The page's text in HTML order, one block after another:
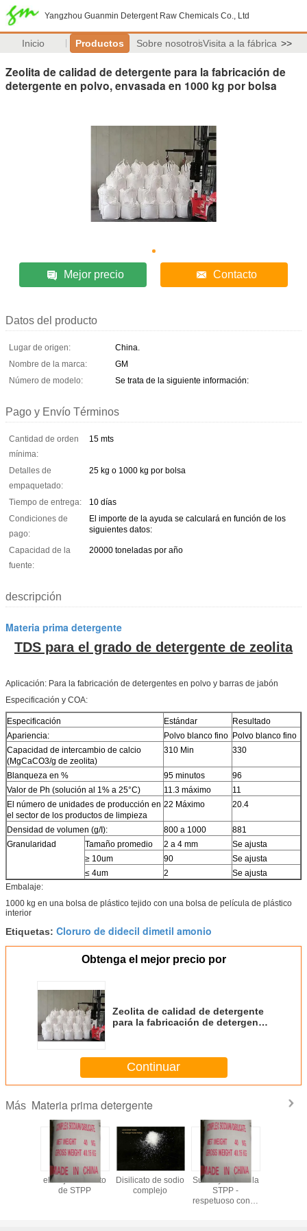
Yangzhou Guanmin Detergent Raw Chemicals Co., Ltd
Inicio Productos Sobre nosotrosVisita a la fábrica >>
Zeolita de calidad de detergente para la fabricación de
detergente en polvo, envasada en 1000 kg por bolsa
Mejor precio Contacto
Datos del producto
Lugar de origen:
China.
Nombre de la marca:
GM
Número de modelo:
Se trata de la siguiente información:
Pago y Envío Términos
Cantidad de orden
mínima:
15 mts
Detalles de
empaquetado:
25 kg o 1000 kg por bolsa
Tiempo de entrega:
10 días
Condiciones de
pago:
El importe de la ayuda se calculará en función de los
siguientes datos:
Capacidad de la
fuente:
20000 toneladas por año
descripción
Materia prima detergente
TDS para el grado de detergente de zeolita
Aplicación: Para la fabricación de detergentes en polvo y barras de jabón
Especificación y COA:
Especificación Estándar
Resultado
Apariencia:
Polvo blanco fino Polvo blanco fino
Capacidad de intercambio de calcio
(MgCaCO3/g de zeolita)
310 Min 330
Blanqueza en % 95 minutos
96
Valor de Ph (solución al 1% a 25°C)
11.3 máximo
11
El número de unidades de producción en
el sector de los productos de limpieza
22 Máximo 20.4
Densidad de volumen (g/I): 800 a 1000
881
Granularidad
Tamaño promedio 2 a 4 mm
Se ajusta
≥ 10um
90
Se ajusta
≤ 4um
2
Se ajusta
Embalaje:
1000 kg en una bolsa de plástico tejido con una bolsa de película de plástico
interior
Etiquetas: Cloruro de didecil dimetil amonio
Obtenga el mejor precio por
Zeolita de calidad de detergente
para la fabricación de detergente
Continuar
Más Materia prima detergente
el mejor sustituto
de STPP
Disilicato de sodio
complejo
Sustituyente de la
STPP -
respetuoso con el